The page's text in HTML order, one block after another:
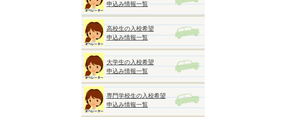
申込み情報一覧
高校生の入校希望
申込み情報一覧
大学生の入校希望
申込み情報一覧
専門学校生の入校希望
申込み情報一覧